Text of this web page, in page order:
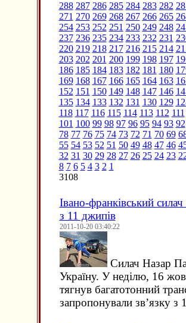
288 287 286 285 284 283 282
271 270 269 268 267 266 265
254 253 252 251 250 249 248
237 236 235 234 233 232 231
220 219 218 217 216 215 214
203 202 201 200 199 198 197
186 185 184 183 182 181 180
169 168 167 166 165 164 163
152 151 150 149 148 147 146
135 134 133 132 131 130 129
118 117 116 115 114 113 112 111
101 100 99 98 97 96 95 94 93 92
78 77 76 75 74 73 72 71 70 69
55 54 53 52 51 50 49 48 47 46
32 31 30 29 28 27 26 25 24 23
8 7 6 5 4 3 2 1
3108
Івано-франківський
з 11 джипів
2011-10-20 03:40:22
Силач Назар
Україну. У неділю, 16
тягнув багатотонний
запропонували зв’язку з